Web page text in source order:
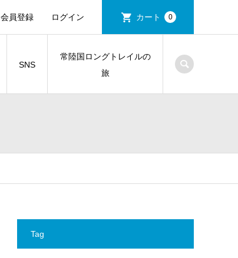
会員登録 ログイン カート 0
SNS
常陸国ロングトレイルの
旅
Tag